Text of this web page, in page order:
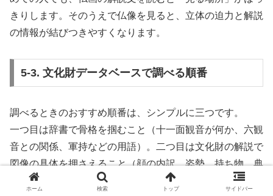
きりします。そのうえで仏像を見ると、立体の迫力と解説
の情報が結びつきやすくなります。
5-3. 文化財データベースで調べる順番
調べるときのおすすめ順番は、シンプルに三つです。
一つ目は辞書で骨格を掴むこと（十一面観音が何か、六観
音との関係、軍持などの用語）。二つ目は文化財の解説で
図像の具体を押さえること（顔の内訳、姿勢、持ち物、典
拠となる経典）。三つ目は博物館データで作品の年代・地
ホーム 検索 トップ サイドバー